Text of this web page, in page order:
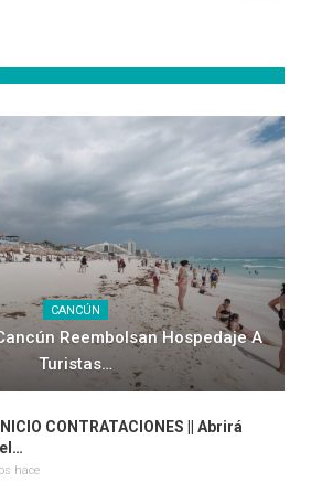
CANCÚN
Reembolsan Hospedaje A
Turistas…
CONTRATACIONES || Abrirá
hace